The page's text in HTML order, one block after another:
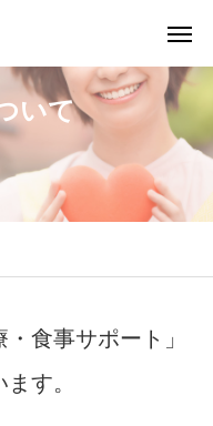
いて
食事サポート」
す。
お問い合わせ 資料請求